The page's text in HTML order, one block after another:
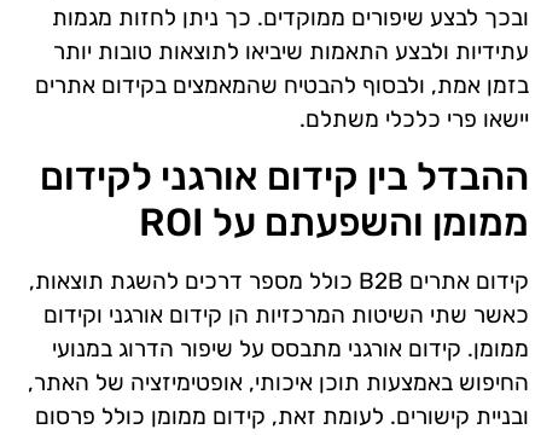
ובכך לבצע שיפורים ממוקדים. כך ניתן לחזות מגמות
עתידיות ולבצע התאמות שיביאו לתוצאות טובות יותר
בזמן אמת, ולבסוף להבטיח שהמאמצים בקידום אתרים
יישאו פרי כלכלי משתלם.
ההבדל בין קידום אורגני לקידום
ממומן והשפעתם על ROI
קידום אתרים B2B כולל מספר דרכים להשגת תוצאות,
כאשר שתי השיטות המרכזיות הן קידום אורגני וקידום
ממומן. קידום אורגני מתבסס על שיפור הדרוג במנועי
החיפוש באמצעות תוכן איכותי, אופטימיזציה של האתר,
ובניית קישורים. לעומת זאת, קידום ממומן כולל פרסום